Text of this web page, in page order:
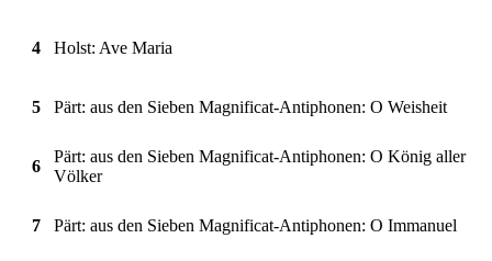
4 Holst: Ave Maria
5 Pärt: aus den Sieben Magnificat-Antiphonen: O Weisheit
6
Pärt: aus den Sieben Magnificat-Antiphonen: O König aller
Völker
7 Pärt: aus den Sieben Magnificat-Antiphonen: O Immanuel